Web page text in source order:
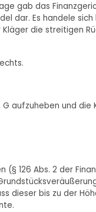
gab das
dar. Es handele
die streitigen
aufzuheben und die
(§ 126 Abs. 2 der
dieser bis zu der